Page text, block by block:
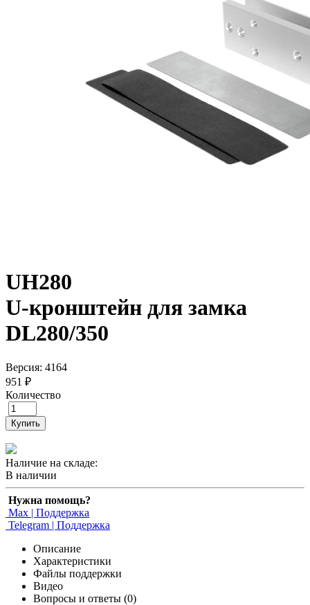
UH280
U-кронштейн для замка
DL280/350
Версия: 4164
951 ₽
Количество
Купить
Наличие на складе:
В наличии
Нужна помощь?
Max | Поддержка
Telegram | Поддержка
Описание
Характеристики
Файлы поддержки
Видео
Вопросы и ответы (0)